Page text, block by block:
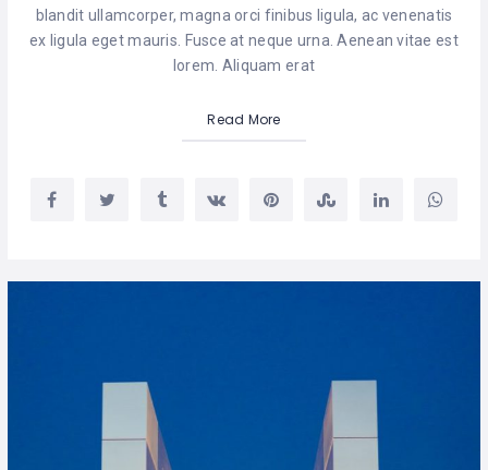
blandit ullamcorper, magna orci finibus ligula, ac venenatis
ex ligula eget mauris. Fusce at neque urna. Aenean vitae est
lorem. Aliquam erat
Read More